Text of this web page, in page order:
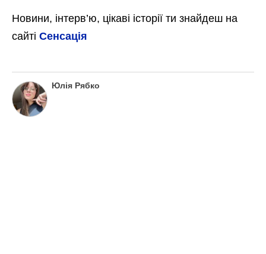
Новини, інтерв’ю, цікаві історії ти знайдеш на
сайті Сенсація
Юлія Рябко